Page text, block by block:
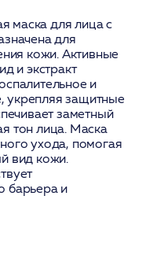
маска для лица с
для
кожи. Активные
и экстракт
и
укрепляя защитные
заметный
тон лица. Маска
ухода, помогая
вид кожи.
барьера и